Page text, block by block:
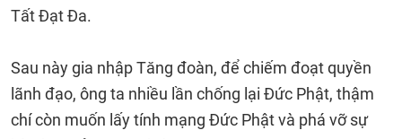
Tất Đạt Đa.
Sau này gia nhập Tăng đoàn, để chiếm đoạt quyền
lãnh đạo, ông ta nhiều lần chống lại Đức Phật, thậm
chí còn muốn lấy tính mạng Đức Phật và phá vỡ sự